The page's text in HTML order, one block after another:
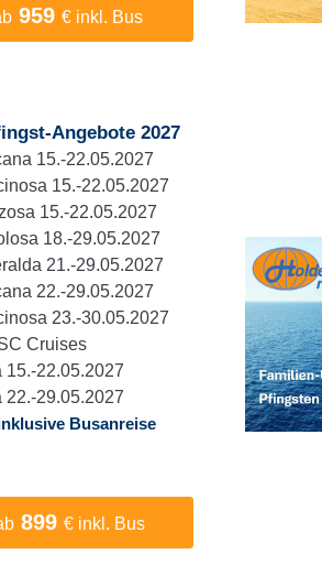
959 € inkl. Bus
Angebote 2027
15.-22.05.2027
15.-22.05.2027
15.-22.05.2027
18.-29.05.2027
21.-29.05.2027
22.-29.05.2027
23.-30.05.2027
Cruises
15.-22.05.2027
22.-29.05.2027
Busanreise
899 € inkl. Bus